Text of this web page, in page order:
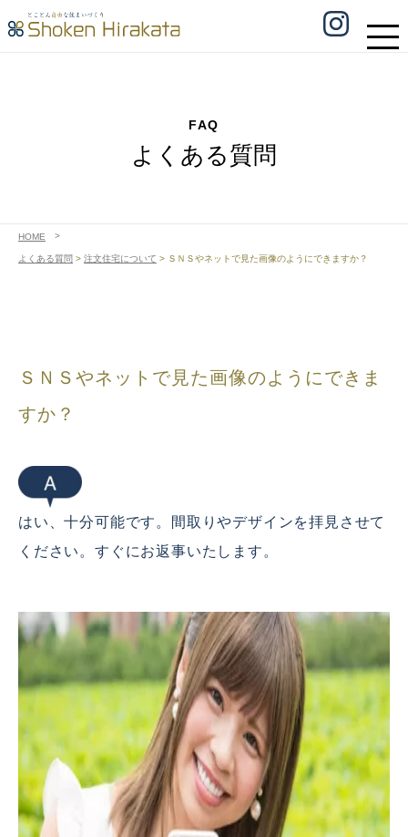
FAQ
よくある質問
HOME
よくある質問 > 注文住宅について > ＳＮＳやネットで見た画像のようにできますか？
ＳＮＳやネットで見た画像のようにできま
すか？
はい、十分可能です。間取りやデザインを拝見させて
ください。すぐにお返事いたします。